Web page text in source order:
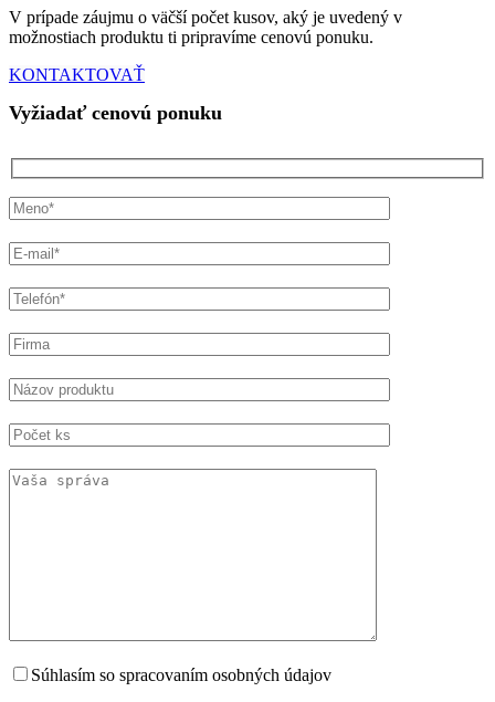
V prípade záujmu o väčší počet kusov, aký je uvedený v
možnostiach produktu ti pripravíme cenovú ponuku.
KONTAKTOVAŤ
Vyžiadať cenovú ponuku
Súhlasím so spracovaním osobných údajov